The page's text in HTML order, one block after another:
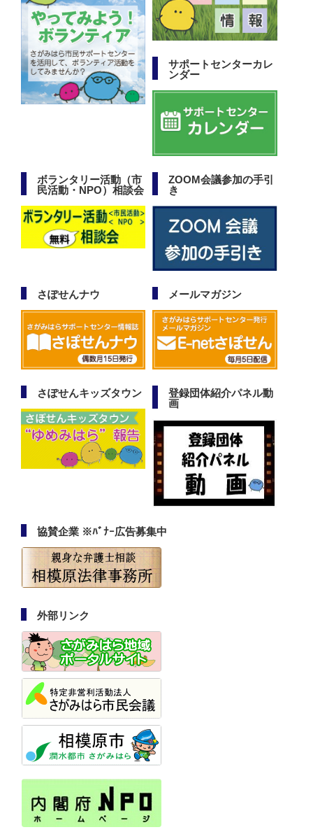
サポートセンターカレ
ンダー
ボランタリー活動（市
民活動・NPO）相談会
ZOOM会議参加の手引
き
さぽせんナウ メールマガジン
さぽせんキッズタウン
登録団体紹介パネル動
画
協賛企業 ※ﾊﾞﾅｰ広告募集中
外部リンク